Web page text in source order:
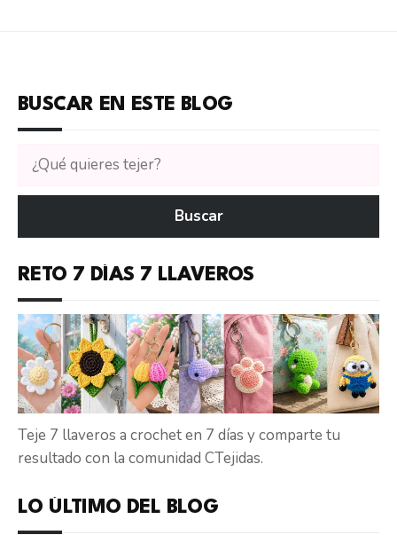
BUSCAR EN ESTE BLOG
Buscar
tutoriales
en
Buscar
RETO 7 DÍAS 7 LLAVEROS
Teje 7 llaveros a crochet en 7 días y comparte tu
resultado con la comunidad CTejidas.
LO ÚLTIMO DEL BLOG